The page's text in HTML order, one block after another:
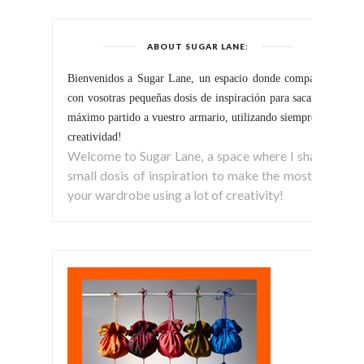
ABOUT SUGAR LANE:
Bienvenidos a Sugar Lane, un espacio donde comparto
con vosotras pequeñas dosis de inspiración para sacar el
máximo partido a vuestro armario, utilizando siempre la
creatividad!
Welcome to Sugar Lane, a space where I share
small dosis of inspiration to make the most of
your wardrobe using a lot of creativity!